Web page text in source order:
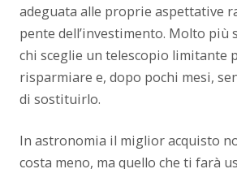
adeguata alle proprie aspettative
pente dell’investimento. Molto più
chi sceglie un telescopio limitante
risparmiare e, dopo pochi mesi,
di sostituirlo.
In astronomia il miglior acquisto
costa meno, ma quello che ti farà